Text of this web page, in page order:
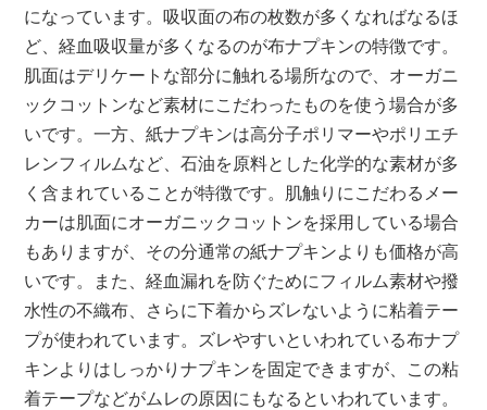
になっています。吸収面の布の枚数が多くなればなるほ
ど、経血吸収量が多くなるのが布ナプキンの特徴です。
肌面はデリケートな部分に触れる場所なので、オーガニ
ックコットンなど素材にこだわったものを使う場合が多
いです。一方、紙ナプキンは高分子ポリマーやポリエチ
レンフィルムなど、石油を原料とした化学的な素材が多
く含まれていることが特徴です。肌触りにこだわるメー
カーは肌面にオーガニックコットンを採用している場合
もありますが、その分通常の紙ナプキンよりも価格が高
いです。また、経血漏れを防ぐためにフィルム素材や撥
水性の不織布、さらに下着からズレないように粘着テー
プが使われています。ズレやすいといわれている布ナプ
キンよりはしっかりナプキンを固定できますが、この粘
着テープなどがムレの原因にもなるといわれています。